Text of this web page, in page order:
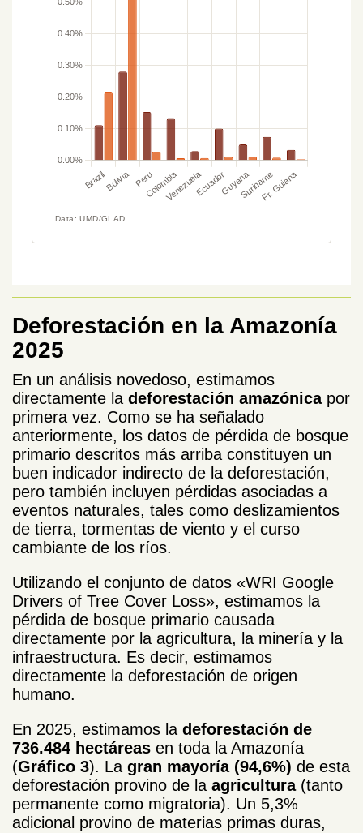
Deforestación en la Amazonía
2025
En un análisis novedoso, estimamos
directamente la deforestación amazónicapor
primera vez. Como se ha señalado
anteriormente, los datos de pérdida de bosque
primario descritos más arriba constituyen un
buen indicador indirecto de la deforestación,
pero también incluyen pérdidas asociadas a
eventos naturales, tales como deslizamientos
de tierra, tormentas de viento y el curso
cambiante de los ríos.
Utilizando el conjunto de datos «WRI Google
Drivers of Tree Cover Loss», estimamos la
pérdida de bosque primario causada
directamente por la agricultura, la minería y la
infraestructura. Es decir, estimamos
directamente la deforestación de origen
humano.
En 2025, estimamos la deforestación de
736.484 hectáreas en toda la Amazonía
(Gráfico 3). La gran mayoría (94,6%) de esta
deforestación provino de la agricultura(tanto
permanente como migratoria). Un 5,3%
adicional provino de materias primas duras,